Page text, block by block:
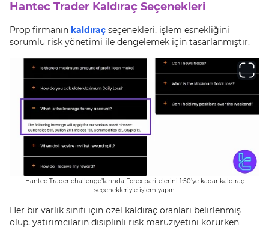
Hantec Trader Kaldıraç Seçenekleri
Prop firmanın kaldıraç seçenekleri, işlem esnekliğini
sorumlu risk yönetimi ile dengelemek için tasarlanmıştır.
Hantec Trader challenge’larında Forex paritelerini 1:50’ye kadar kaldıraç
seçenekleriyle işlem yapın
Her bir varlık sınıfı için özel kaldıraç oranları belirlenmiş
olup, yatırımcıların disiplinli risk maruziyetini korurken